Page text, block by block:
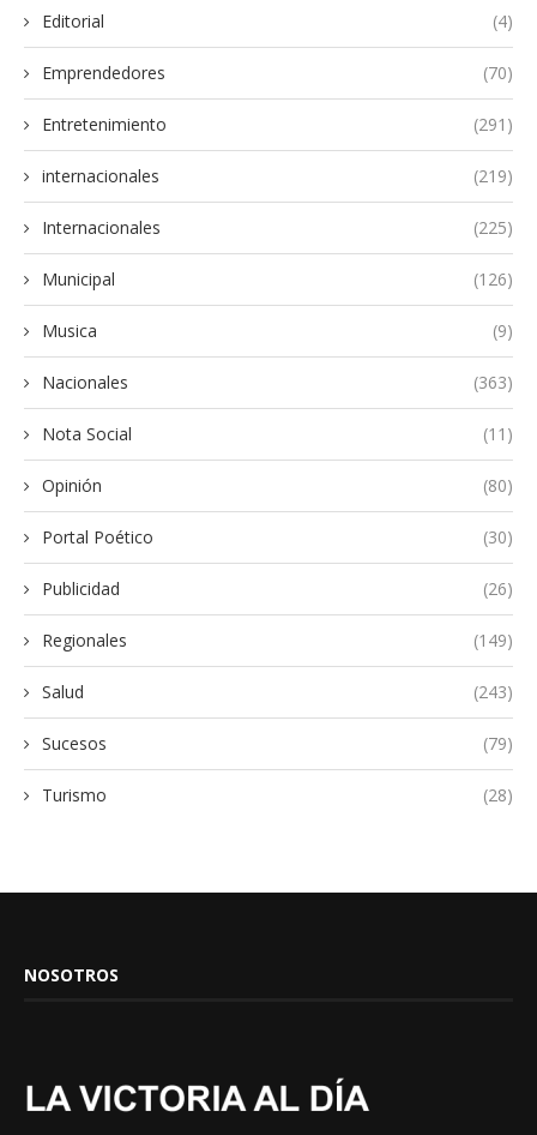
Editorial (4)
Emprendedores (70)
Entretenimiento (291)
internacionales (219)
Internacionales (225)
Municipal (126)
Musica (9)
Nacionales (363)
Nota Social (11)
Opinión (80)
Portal Poético (30)
Publicidad (26)
Regionales (149)
Salud (243)
Sucesos (79)
Turismo (28)
NOSOTROS